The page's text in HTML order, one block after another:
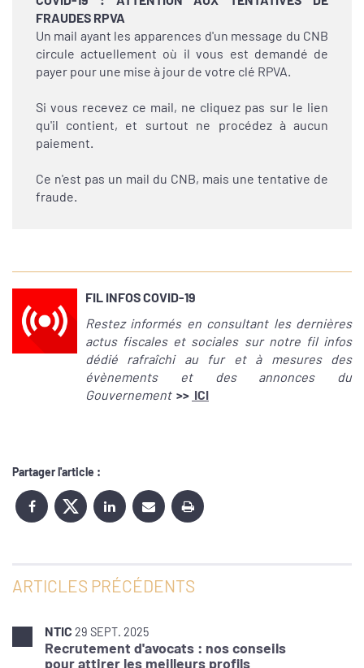
FRAUDES RPVA
Un mail ayant les apparences d'un message du CNB
circule actuellement où il vous est demandé de
payer pour une mise à jour de votre clé RPVA.
Si vous recevez ce mail, ne cliquez pas sur le lien
qu'il contient, et surtout ne procédez à aucun
paiement.
Ce n'est pas un mail du CNB, mais une tentative de
fraude.
FIL INFOS COVID-19
Restez informés en consultant les dernières
actus fiscales et sociales sur notre fil infos
dédié rafraîchi au fur et à mesures des
évènements et des annonces du
Gouvernement>> ICI
Partager l'article :
ARTICLES PRÉCÉDENTS
NTIC 29 SEPT. 2025
Recrutement d'avocats : nos conseils
pour attirer les meilleurs profils